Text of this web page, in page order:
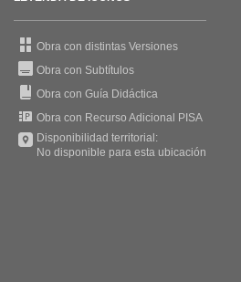
Obra con distintas Versiones
Obra con Subtítulos
Obra con Guía Didáctica
Obra con Recurso Adicional PISA
Disponibilidad territorial:
No disponible para esta ubicación